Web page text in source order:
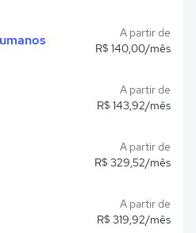
A partir de
R$ 140,00/mês
A partir de
R$ 143,92/mês
A partir de
R$ 329,52/mês
A partir de
R$ 319,92/mês